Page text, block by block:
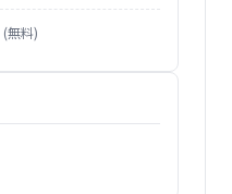
(無料)